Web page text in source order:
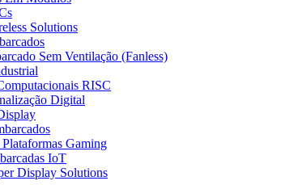
Solutions
Sem Ventilação (Fanless)
RISC
Digital
Plataformas Gaming
IoT
Display Solutions